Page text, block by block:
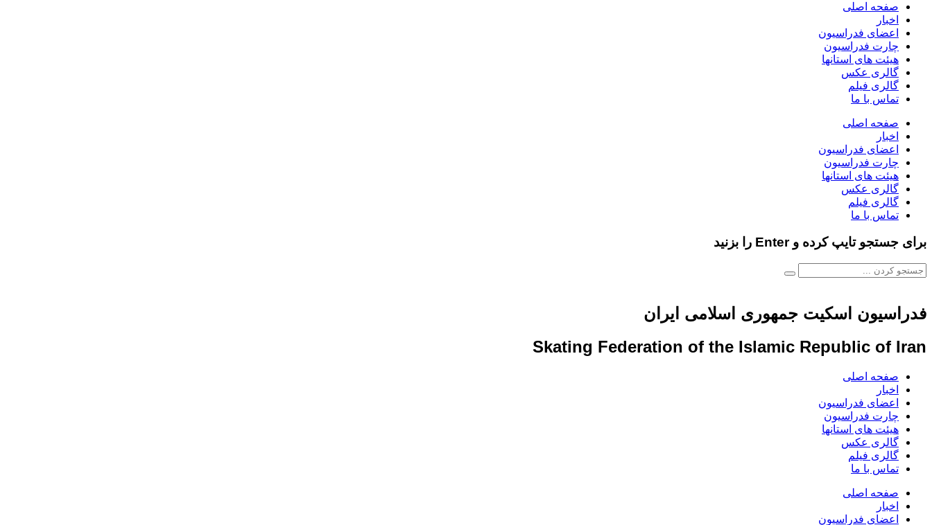
صفحه اصلی
اخبار
اعضای فدراسیون
چارت فدراسیون
هیئت های استانها
گالری عکس
گالری فیلم
تماس با ما
صفحه اصلی
اخبار
اعضای فدراسیون
چارت فدراسیون
هیئت های استانها
گالری عکس
گالری فیلم
تماس با ما
برای جستجو تایپ کرده و Enter را بزنید
فدراسیون اسکیت جمهوری اسلامی ایران
Skating Federation of the Islamic Republic of Iran
صفحه اصلی
اخبار
اعضای فدراسیون
چارت فدراسیون
هیئت های استانها
گالری عکس
گالری فیلم
تماس با ما
صفحه اصلی
اخبار
اعضای فدراسیون